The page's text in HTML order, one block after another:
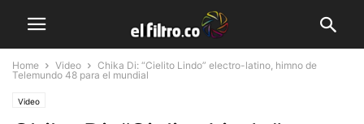
Home Video
Chika Di: “Cielito Lindo” electro-latino, himno de
Telemundo 48 para el mundial
Video